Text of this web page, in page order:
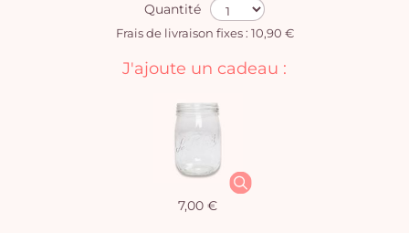
Quantité
Frais de livraison fixes : 10,90 €
J'ajoute un cadeau :
7,00 €